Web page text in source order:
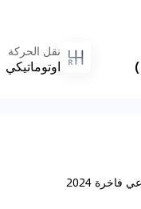
نقل الحركة
اوتوماتيكي